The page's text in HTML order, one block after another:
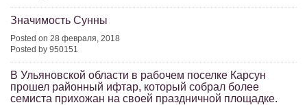
Значимость Сунны
Posted on 28 февраля, 2018
Posted by 950151
В Ульяновской области в рабочем поселке Карсун
прошел районный ифтар, который собрал более
семиста прихожан на своей праздничной площадке.